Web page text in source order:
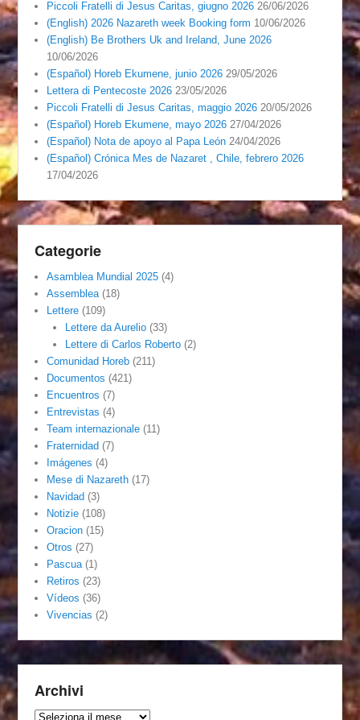
Piccoli Fratelli di Jesus Caritas, giugno 2026 26/06/2026
(English) 2026 Nazareth week Booking form 10/06/2026
(English) Be Brothers Uk and Ireland, June 2026
10/06/2026
(Español) Horeb Ekumene, junio 2026 29/05/2026
Lettera di Pentecoste 2026 23/05/2026
Piccoli Fratelli di Jesus Caritas, maggio 2026 20/05/2026
(Español) Horeb Ekumene, mayo 2026 27/04/2026
(Español) Nota de apoyo al Papa León 24/04/2026
(Español) Crónica Mes de Nazaret , Chile, febrero 2026
17/04/2026
Categorie
Asamblea Mundial 2025 (4)
Assemblea (18)
Lettere (109)
Lettere da Aurelio(33)
Lettere di Carlos Roberto(2)
Comunidad Horeb (211)
Documentos (421)
Encuentros (7)
Entrevistas (4)
Team internazionale (11)
Fraternidad (7)
Imágenes (4)
Mese di Nazareth (17)
Navidad (3)
Notizie (108)
Oracion (15)
Otros (27)
Pascua (1)
Retiros (23)
Vídeos (36)
Vivencias (2)
Archivi
Archivi